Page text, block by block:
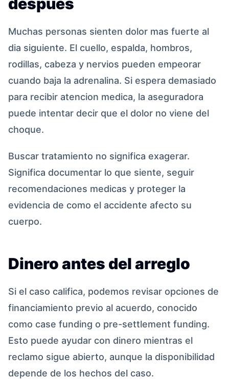
Muchas personas sienten dolor mas fuerte al
dia siguiente. El cuello, espalda, hombros,
rodillas, cabeza y nervios pueden empeorar
cuando baja la adrenalina. Si espera demasiado
para recibir atencion medica, la aseguradora
puede intentar decir que el dolor no viene del
choque.
Buscar tratamiento no significa exagerar.
Significa documentar lo que siente, seguir
recomendaciones medicas y proteger la
evidencia de como el accidente afecto su
cuerpo.
Dinero antes del arreglo
Si el caso califica, podemos revisar opciones de
financiamiento previo al acuerdo, conocido
como case funding o pre-settlement funding.
Esto puede ayudar con dinero mientras el
reclamo sigue abierto, aunque la disponibilidad
depende de los hechos del caso.